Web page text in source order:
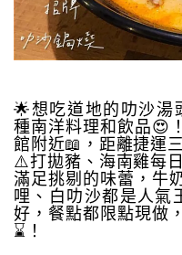
🌟想吃道地的叻沙湯
種南洋料理和飲品😍
館附近📖，距離捷運
⚠️打拋豬、海南雞每
滿足挑剔的味蕾，牛
哩、白叻沙都是人氣
好，餐點都限點現做
⌛️！